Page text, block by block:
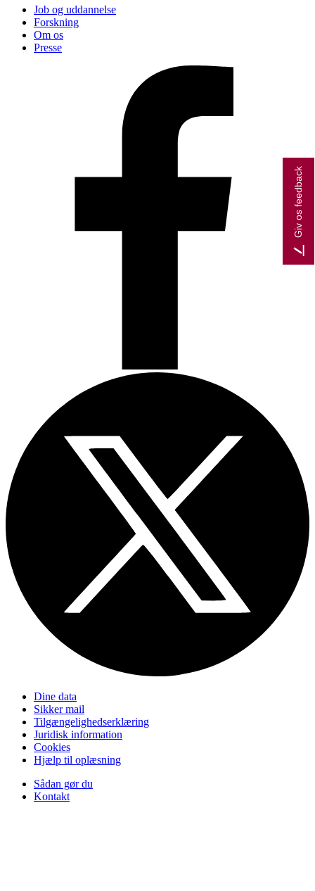
Job og uddannelse
Forskning
Om os
Presse
Dine data
Sikker mail
Tilgængelighedserklæring
Juridisk information
Cookies
Hjælp til oplæsning
Sådan gør du
Kontakt
Giv os feedback